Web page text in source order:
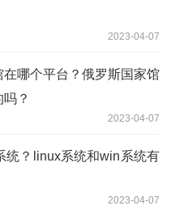
2023-04-07
在哪个平台？俄罗斯国家馆
？
2023-04-07
统？linux系统和win系统有
2023-04-07